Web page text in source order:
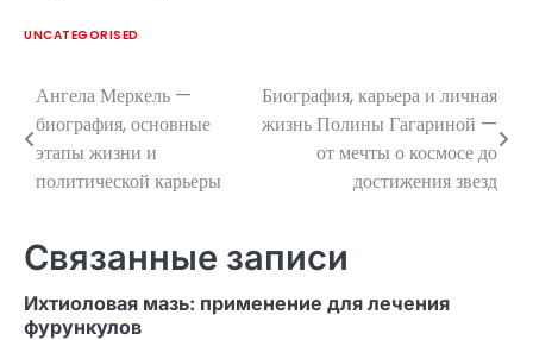
UNCATEGORISED
Навигация
по
записям
Ангела Меркель —
биография, основные
этапы жизни и
политической карьеры
Биография, карьера и личная
жизнь Полины Гагариной —
от мечты о космосе до
достижения звезд
Связанные записи
Ихтиоловая мазь: применение для лечения
фурункулов